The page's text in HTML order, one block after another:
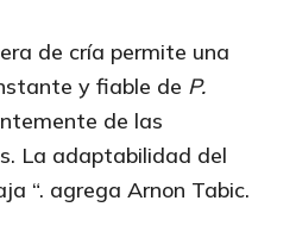
de cría permite una
y fiable de P.
de las
La adaptabilidad del
“. agrega Arnon Tabic.